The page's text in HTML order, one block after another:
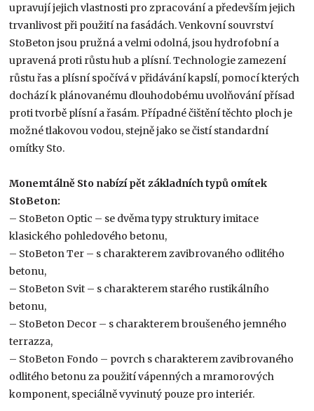
upravují jejich vlastnosti pro zpracování a především jejich
trvanlivost při použití na fasádách. Venkovní souvrství
StoBeton jsou pružná a velmi odolná, jsou hydrofobní a
upravená proti růstu hub a plísní. Technologie zamezení
růstu řas a plísní spočívá v přidávání kapslí, pomocí kterých
dochází k plánovanému dlouhodobému uvolňování přísad
proti tvorbě plísní a řasám. Případné čištění těchto ploch je
možné tlakovou vodou, stejně jako se čistí standardní
omítky Sto.
Monemtálně Sto nabízí pět základních typů omítek
StoBeton:
– StoBeton Optic – se dvěma typy struktury imitace
klasického pohledového betonu,
– StoBeton Ter – s charakterem zavibrovaného odlitého
betonu,
– StoBeton Svit – s charakterem starého rustikálního
betonu,
– StoBeton Decor – s charakterem broušeného jemného
terrazza,
– StoBeton Fondo – povrch s charakterem zavibrovaného
odlitého betonu za použití vápenných a mramorových
komponent, speciálně vyvinutý pouze pro interiér.